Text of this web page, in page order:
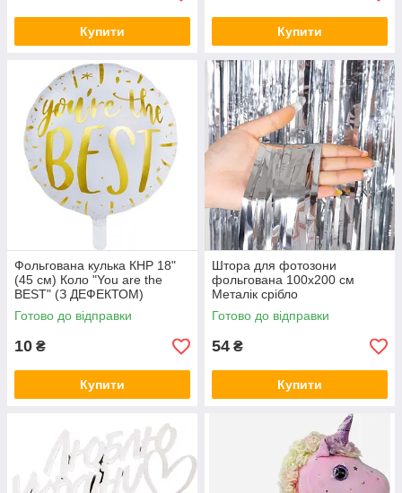
Купити Купити
Фольгована кулька КНР 18"
(45 см) Коло "You are the
BEST" (З ДЕФЕКТОМ)
Готово до відправки
10 ₴
Купити
Штора для фотозони
фольгована 100х200 см
Металік срібло
Готово до відправки
54 ₴
Купити